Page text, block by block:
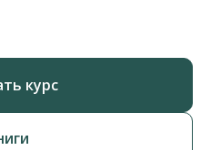
курс